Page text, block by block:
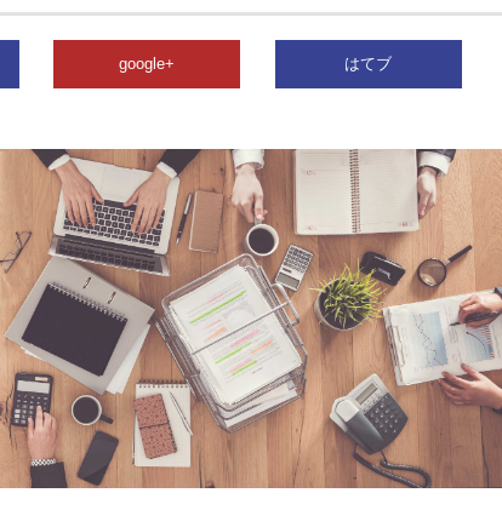
google+ はてブ